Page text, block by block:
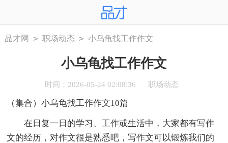
品才网 > 职场动态 > 小乌龟找工作作文
小乌龟找工作作文
时间：2026-05-24 02:08:36 职场动态
（集合）小乌龟找工作作文10篇
在日复一日的学习、工作或生活中，大家都有写作
文的经历，对作文很是熟悉吧，写作文可以锻炼我们的